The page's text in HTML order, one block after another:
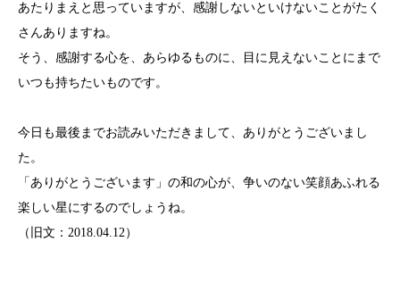
あたりまえと思っていますが、感謝しないといけないことがたく
さんありますね。
そう、感謝する心を、あらゆるものに、目に見えないことにまで
いつも持ちたいものです。
今日も最後までお読みいただきまして、ありがとうございまし
た。
「ありがとうございます」の和の心が、争いのない笑顔あふれる
楽しい星にするのでしょうね。
（旧文：2018.04.12）